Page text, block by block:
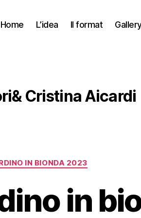
Home L’idea Il format
Cristina Aicardi
IN BIONDA 2023
in